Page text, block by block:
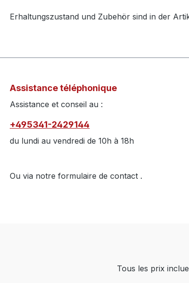
Erhaltungszustand und Zubehör sind in der
Assistance téléphonique
Assistance et conseil au :
+495341-2429144
du lundi au vendredi de 10h à 18h
Ou via notre formulaire de contact .
Tous les prix